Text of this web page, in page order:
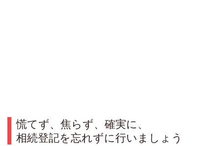
慌てず、焦らず、確実に、
相続登記を忘れずに行いましょう